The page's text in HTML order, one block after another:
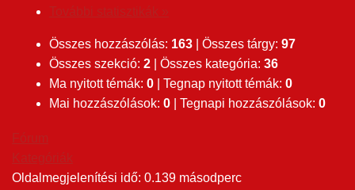
Összes hozzászólás: 163 Összes tárgy: 97
Összes szekció: 2 Összes kategória: 36
Ma nyitott témák: 0 Tegnap nyitott témák: 0
Mai hozzászólások: 0 Tegnapi hozzászólások: 0
Oldalmegjelenítési idő: 0.139 másodperc